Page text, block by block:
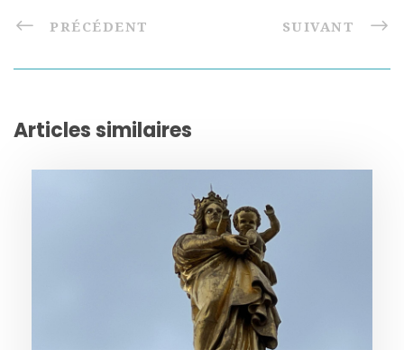
PRÉCÉDENT SUIVANT
Articles similaires